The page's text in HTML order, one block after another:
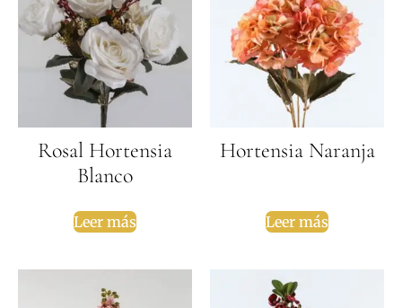
Rosal Hortensia
Blanco
Leer más
Hortensia Naranja
Leer más